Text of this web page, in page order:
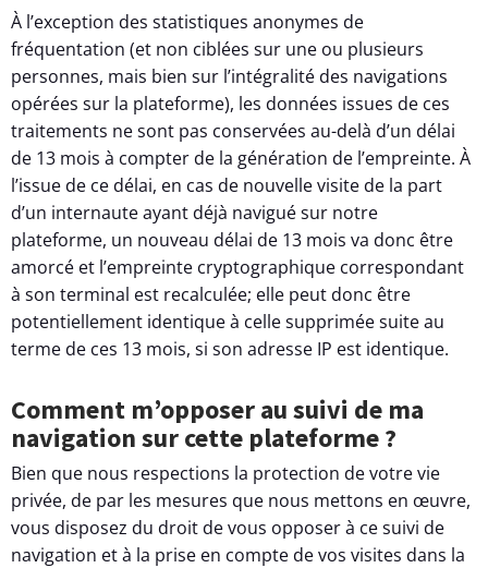
À l’exception des statistiques anonymes de
fréquentation (et non ciblées sur une ou plusieurs
personnes, mais bien sur l’intégralité des navigations
opérées sur la plateforme), les données issues de ces
traitements ne sont pas conservées au-delà d’un délai
de 13 mois à compter de la génération de l’empreinte. À
l’issue de ce délai, en cas de nouvelle visite de la part
d’un internaute ayant déjà navigué sur notre
plateforme, un nouveau délai de 13 mois va donc être
amorcé et l’empreinte cryptographique correspondant
à son terminal est recalculée; elle peut donc être
potentiellement identique à celle supprimée suite au
terme de ces 13 mois, si son adresse IP est identique.
Comment m’opposer au suivi de ma
navigation sur cette plateforme ?
Bien que nous respections la protection de votre vie
privée, de par les mesures que nous mettons en œuvre,
vous disposez du droit de vous opposer à ce suivi de
navigation et à la prise en compte de vos visites dans la